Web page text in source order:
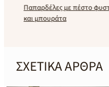
Παπαρδέλες με πέστο φυστικιού
και μπουράτα
ΣΧΕΤΙΚΑ ΑΡΘΡΑ